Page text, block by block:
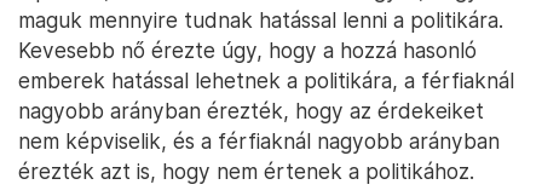
maguk mennyire tudnak hatással lenni a politikára.
Kevesebb nő érezte úgy, hogy a hozzá hasonló
emberek hatással lehetnek a politikára, a férfiaknál
nagyobb arányban érezték, hogy az érdekeiket
nem képviselik, és a férfiaknál nagyobb arányban
érezték azt is, hogy nem értenek a politikához.